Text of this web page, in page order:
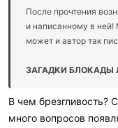
и
:
После прочтения
и написанному в
может и автор так
ЗАГАДКИ БЛОКАДЫ
В чем брезгливость?
много вопросов